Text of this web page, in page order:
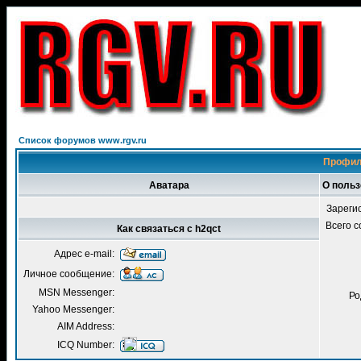
Список форумов www.rgv.ru
Аватара О
Всего
Как связаться с h2qct
Адрес e-mail:
Личное сообщение:
MSN Messenger:
Yahoo Messenger:
AIM Address:
ICQ Number: